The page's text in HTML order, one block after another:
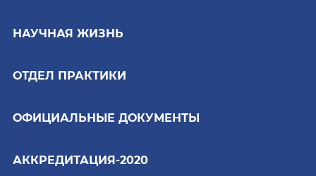
НАУЧНАЯ ЖИЗНЬ
ОТДЕЛ ПРАКТИКИ
ОФИЦИАЛЬНЫЕ ДОКУМЕНТЫ
АККРЕДИТАЦИЯ-2020